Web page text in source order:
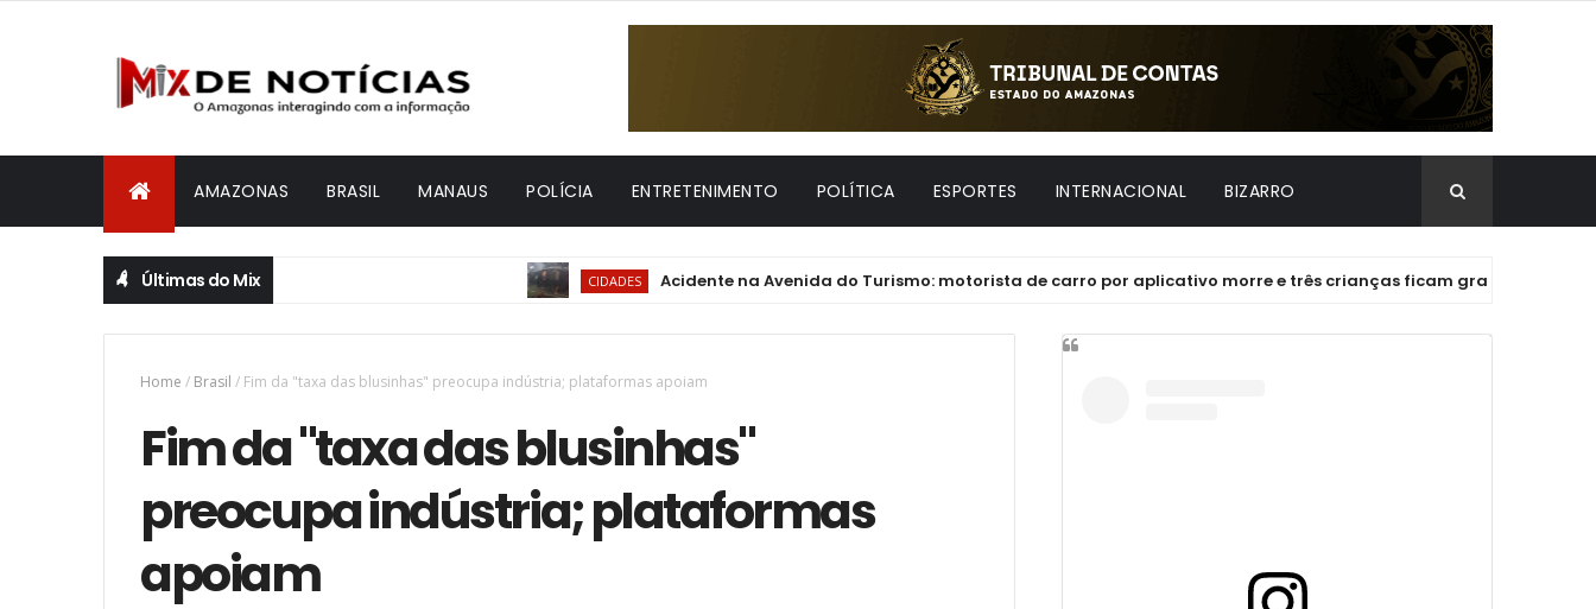
AMAZONAS BRASIL MANAUS POLÍCIA ENTRETENIMENTO POLÍTICA ESPORTES INTERNACIONAL BIZARRO
Últimas do Mix CIDADES Acidente na Avenida do Turismo: motorista de carro por aplicativo morre e três crianças ficam gravemente feridas
Home / Brasil / Fim da "taxa das blusinhas" preocupa indústria; plataformas apoiam
Fim da "taxa das blusinhas"
preocupa indústria; plataformas
apoiam